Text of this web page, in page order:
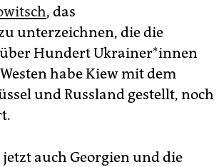
, das
unterzeichnen, die die
über Hundert Ukrai­ne­r*in­nen
habe Kiew mit dem
und Russland gestellt, noch
auch Georgien und die